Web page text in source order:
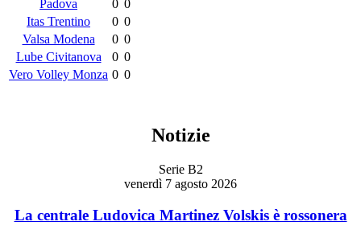
Padova 0 0
Itas Trentino
0 0
Valsa Modena
0 0
Lube Civitanova
0 0
Vero Volley Monza 0 0
Notizie
Serie B2
venerdì 7 agosto 2026
La centrale Ludovica Martinez Volskis è rossonera